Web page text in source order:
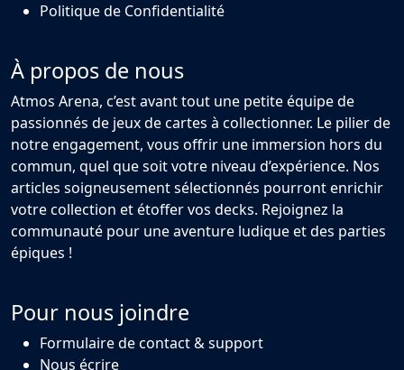
Politique de Confidentialité
À propos de nous
Atmos Arena, c’est avant tout une petite équipe de
passionnés de jeux de cartes à collectionner. Le pilier de
notre engagement, vous offrir une immersion hors du
commun, quel que soit votre niveau d’expérience. Nos
articles soigneusement sélectionnés pourront enrichir
votre collection et étoffer vos decks. Rejoignez la
communauté pour une aventure ludique et des parties
épiques !
Pour nous joindre
Formulaire de contact & support
Nous écrire